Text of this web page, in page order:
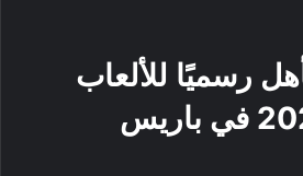
رسميًا للألعاب